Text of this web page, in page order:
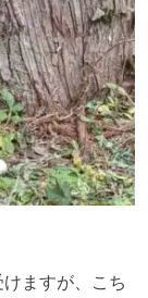
ますが、こち